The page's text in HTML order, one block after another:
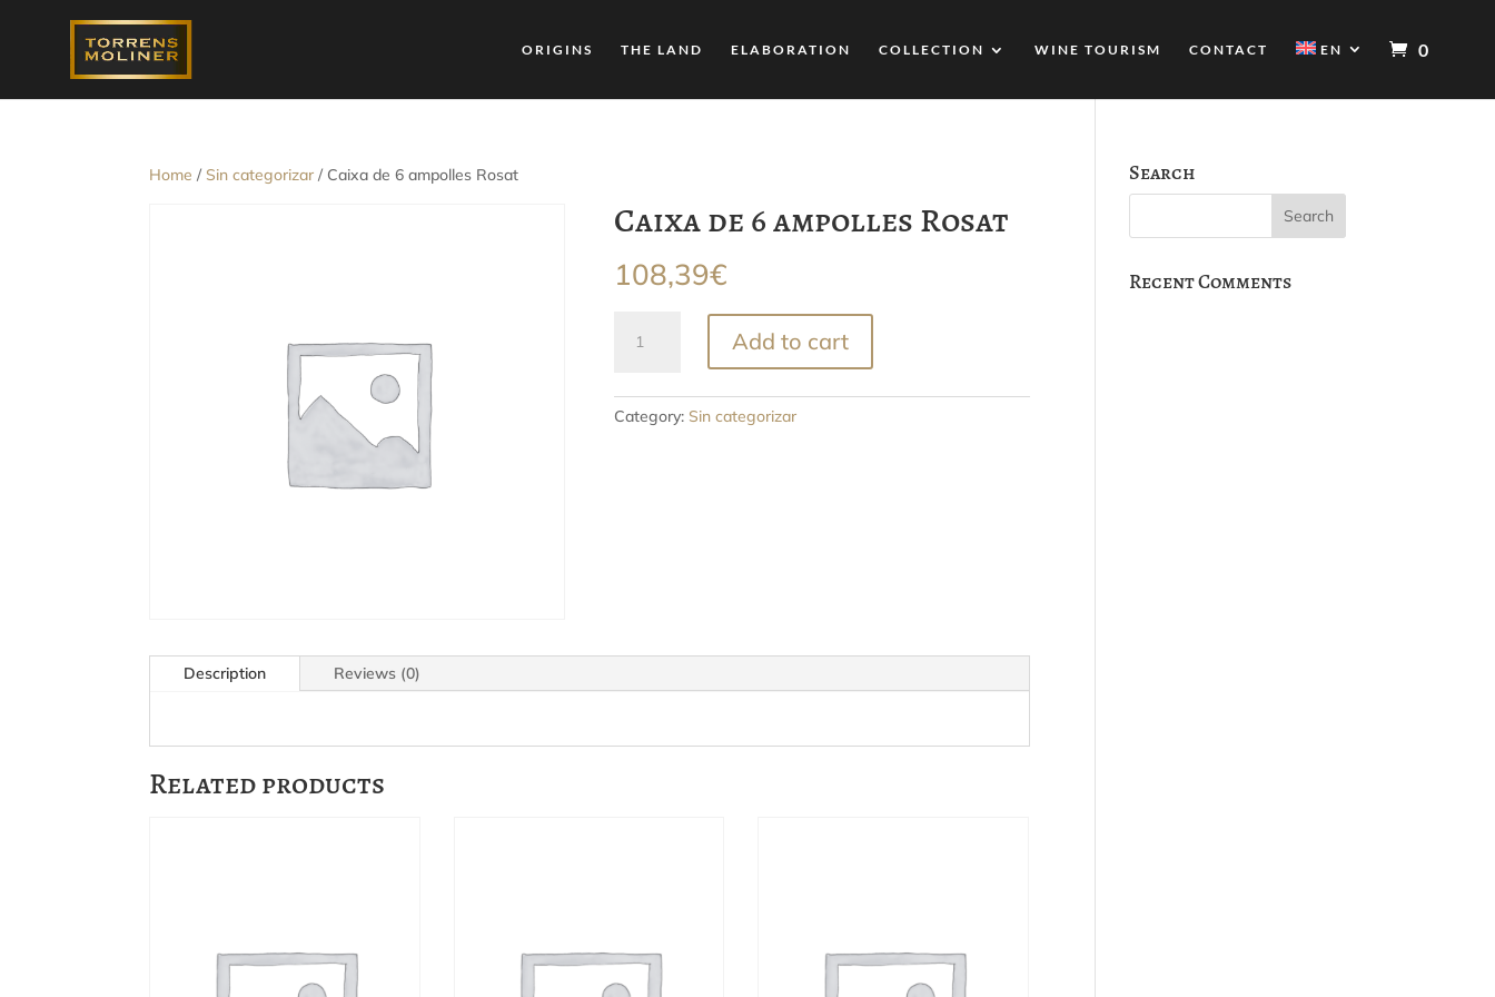
ORIGINS THE LAND ELABORATION COLLECTION WINE TOURISM CONTACT EN 0
Home / Sin categorizar / Caixa de 6 ampolles Rosat
Caixa de 6 ampolles Rosat
108,39€
ampolles
Rosat
Add to cart
Category: Sin categorizar
Description Reviews (0)
Related products
Search
Recent Comments